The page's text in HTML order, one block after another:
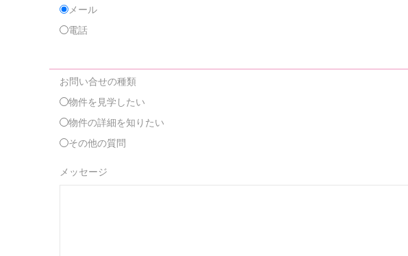
メール
電話
お問い合せの種類
物件を見学したい
物件の詳細を知りたい
その他の質問
メッセージ